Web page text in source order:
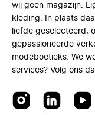
wij geen magazijn.
kleding. In plaats
liefde geselecteerd,
gepassioneerde
modeboetieks. We
services? Volg ons